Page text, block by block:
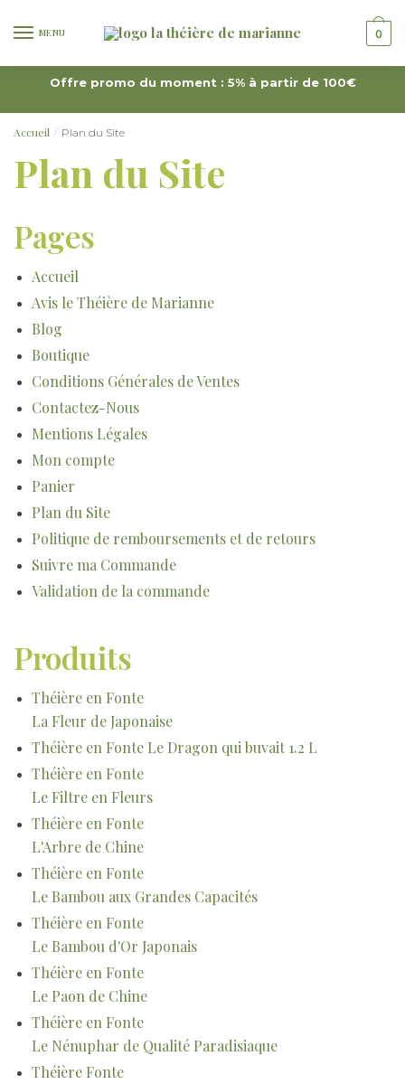
MENU 0
Offre promo du moment : 5% à partir de 100€
Accueil / Plan du Site
Plan du Site
Pages
Accueil
Avis le Théière de Marianne
Blog
Boutique
Conditions Générales de Ventes
Contactez-Nous
Mentions Légales
Mon compte
Panier
Plan du Site
Politique de remboursements et de retours
Suivre ma Commande
Validation de la commande
Produits
Théière en Fonte
La Fleur de Japonaise
Théière en Fonte Le Dragon qui buvait 1.2 L
Théière en Fonte
Le Filtre en Fleurs
Théière en Fonte
L'Arbre de Chine
Théière en Fonte
Le Bambou aux Grandes Capacités
Théière en Fonte
Le Bambou d'Or Japonais
Théière en Fonte
Le Paon de Chine
Théière en Fonte
Le Nénuphar de Qualité Paradisiaque
Théière Fonte